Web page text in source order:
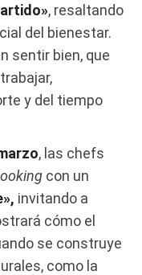
, resaltando
del bienestar.
sentir bien, que
y del tiempo
, las chefs
con un
invitando a
cómo el
se construye
como la